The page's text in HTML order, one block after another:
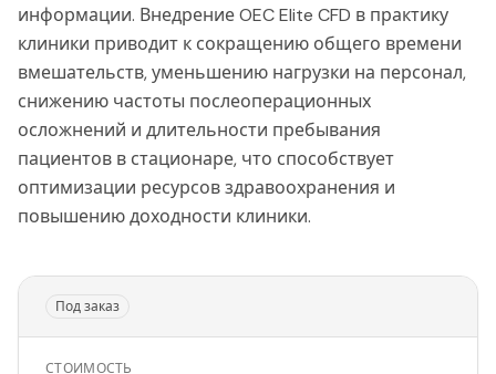
информации. Внедрение OEC Elite CFD в практику
клиники приводит к сокращению общего времени
вмешательств, уменьшению нагрузки на персонал,
снижению частоты послеоперационных
осложнений и длительности пребывания
пациентов в стационаре, что способствует
оптимизации ресурсов здравоохранения и
повышению доходности клиники.
Под заказ
СТОИМОСТЬ